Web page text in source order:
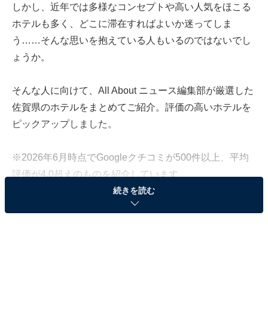
しかし、近年では多様なコンセプトや高い人気をほこる
ホテルも多く、どこに滞在すればよいか迷ってしま
う……そんな思いを抱えている人もいるのではないでし
ょうか。
そんな人に向けて、All About ニュース編集部が厳選した
佐賀県のホテルをまとめてご紹介。評価の高いホテルを
ピックアップしました。
※2026年6月時点でGoogleクチコミが500件以上、平均
評価が4.0超えのものを紹介しています
この記事の執筆者： All About ニュース お買
続きを読む